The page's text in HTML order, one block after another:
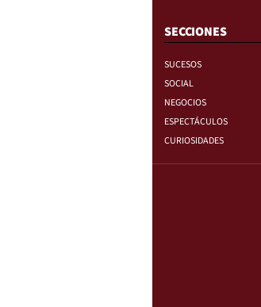
SECCIONES
SUCESOS
SOCIAL
NEGOCIOS
ESPECTÁCULOS
CURIOSIDADES